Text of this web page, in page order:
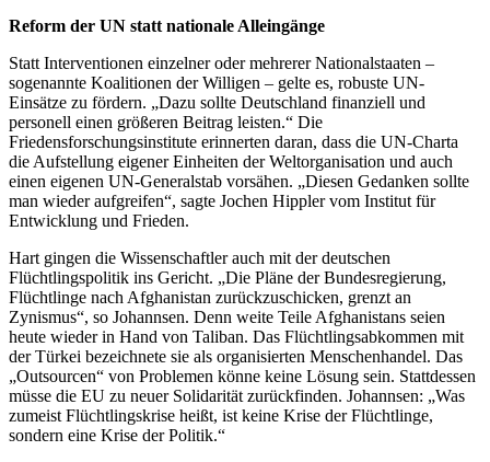
Reform der UN statt nationale Alleingänge
Statt Interventionen einzelner oder mehrerer Nationalstaaten –
sogenannte Koalitionen der Willigen – gelte es, robuste UN-
Einsätze zu fördern. „Dazu sollte Deutschland finanziell und
personell einen größeren Beitrag leisten.“ Die
Friedensforschungsinstitute erinnerten daran, dass die UN-Charta
die Aufstellung eigener Einheiten der Weltorganisation und auch
einen eigenen UN-Generalstab vorsähen. „Diesen Gedanken sollte
man wieder aufgreifen“, sagte Jochen Hippler vom Institut für
Entwicklung und Frieden.
Hart gingen die Wissenschaftler auch mit der deutschen
Flüchtlingspolitik ins Gericht. „Die Pläne der Bundesregierung,
Flüchtlinge nach Afghanistan zurückzuschicken, grenzt an
Zynismus“, so Johannsen. Denn weite Teile Afghanistans seien
heute wieder in Hand von Taliban. Das Flüchtlingsabkommen mit
der Türkei bezeichnete sie als organisierten Menschenhandel. Das
„Outsourcen“ von Problemen könne keine Lösung sein. Stattdessen
müsse die EU zu neuer Solidarität zurückfinden. Johannsen: „Was
zumeist Flüchtlingskrise heißt, ist keine Krise der Flüchtlinge,
sondern eine Krise der Politik.“